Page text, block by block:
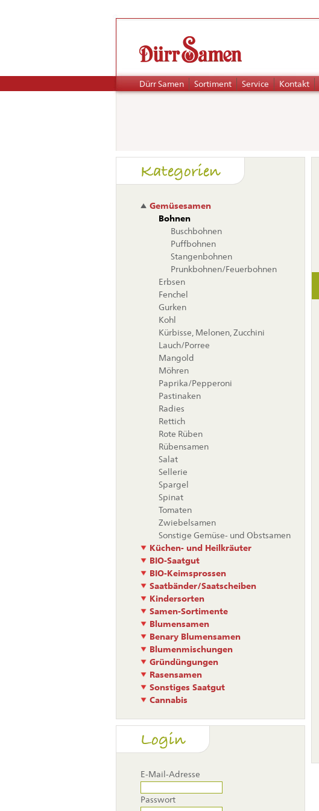
Navigation
überspringen
Dürr Samen Sortiment Service Kontakt
Kategorien
Gemüsesamen
Bohnen
Buschbohnen
Puffbohnen
Stangenbohnen
Prunkbohnen/Feuerbohnen
Erbsen
Fenchel
Gurken
Kohl
Kürbisse, Melonen, Zucchini
Lauch/Porree
Mangold
Möhren
Paprika/Pepperoni
Pastinaken
Radies
Rettich
Rote Rüben
Rübensamen
Salat
Sellerie
Spargel
Spinat
Tomaten
Zwiebelsamen
Sonstige Gemüse- und Obstsamen
Küchen- und Heilkräuter
BIO-Saatgut
BIO-Keimsprossen
Saatbänder/Saatscheiben
Kindersorten
Samen-Sortimente
Blumensamen
Benary Blumensamen
Blumenmischungen
Gründüngungen
Rasensamen
Sonstiges Saatgut
Cannabis
Login
E-Mail-Adresse
Passwort